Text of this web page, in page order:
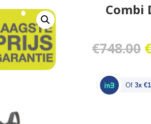
Combi
€748.00
Of3x